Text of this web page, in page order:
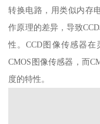
转换电路，用类似内存
作原理的差异，导致
性。CCD图像传感器
CMOS图像传感器，而
度的特性。